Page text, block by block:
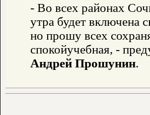
- Во всех районах
утра будет включена
но прошу всех
спокойучебная, -
Андрей Прошунин.